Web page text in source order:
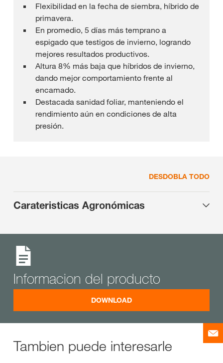
Flexibilidad en la fecha de siembra, híbrido de
primavera.
En promedio, 5 días más temprano a
espigado que testigos de invierno, logrando
mejores resultados productivos.
Altura 8% más baja que híbridos de invierno,
dando mejor comportamiento frente al
encamado.
Destacada sanidad foliar, manteniendo el
rendimiento aún en condiciones de alta
presión.
DESDOBLA TODO
Carateristicas Agronómicas
Informacion del producto
DOWNLOAD
Tambien puede interesarle